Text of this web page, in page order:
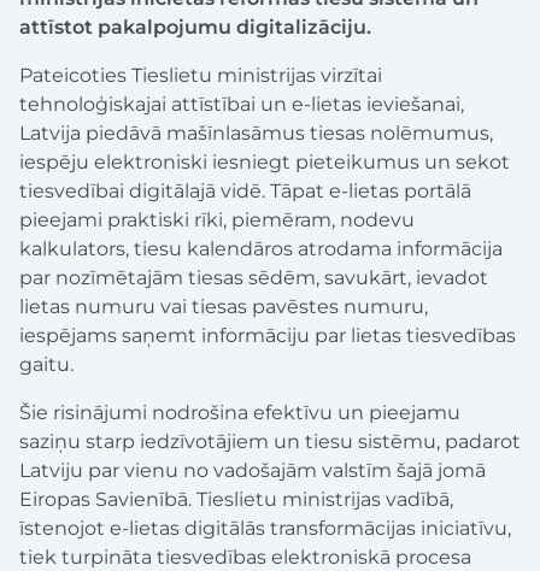
attīstot pakalpojumu digitalizāciju.
Pateicoties Tieslietu ministrijas virzītai
tehnoloģiskajai attīstībai un e-lietas ieviešanai,
Latvija piedāvā mašīnlasāmus tiesas nolēmumus,
iespēju elektroniski iesniegt pieteikumus un sekot
tiesvedībai digitālajā vidē. Tāpat e-lietas portālā
pieejami praktiski rīki, piemēram, nodevu
kalkulators, tiesu kalendāros atrodama informācija
par nozīmētajām tiesas sēdēm, savukārt, ievadot
lietas numuru vai tiesas pavēstes numuru,
iespējams saņemt informāciju par lietas tiesvedības
gaitu.
Šie risinājumi nodrošina efektīvu un pieejamu
saziņu starp iedzīvotājiem un tiesu sistēmu, padarot
Latviju par vienu no vadošajām valstīm šajā jomā
Eiropas Savienībā. Tieslietu ministrijas vadībā,
īstenojot e-lietas digitālās transformācijas iniciatīvu,
tiek turpināta tiesvedības elektroniskā procesa